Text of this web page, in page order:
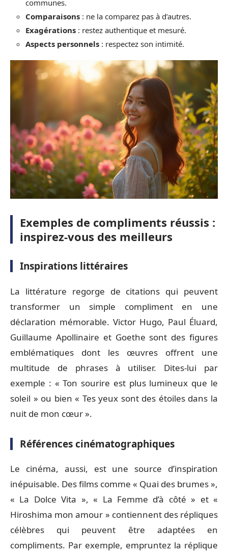
communes.
Comparaisons : ne la comparez pas à d’autres.
Exagérations : restez authentique et mesuré.
Aspects personnels : respectez son intimité.
Exemples de compliments réussis :
inspirez-vous des meilleurs
Inspirations littéraires
La littérature regorge de citations qui peuvent
transformer un simple compliment en une
déclaration mémorable. Victor Hugo, Paul Éluard,
Guillaume Apollinaire et Goethe sont des figures
emblématiques dont les œuvres offrent une
multitude de phrases à utiliser. Dites-lui par
exemple : « Ton sourire est plus lumineux que le
soleil » ou bien « Tes yeux sont des étoiles dans la
nuit de mon cœur ».
Références cinématographiques
Le cinéma, aussi, est une source d’inspiration
inépuisable. Des films comme « Quai des brumes »,
« La Dolce Vita », « La Femme d’à côté » et «
Hiroshima mon amour » contiennent des répliques
célèbres qui peuvent être adaptées en
compliments. Par exemple, empruntez la réplique